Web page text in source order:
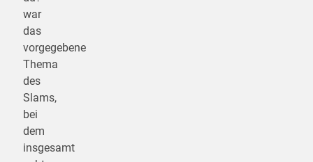
war
das
vorgegebene
Thema
des
Slams,
bei
dem
insgesamt